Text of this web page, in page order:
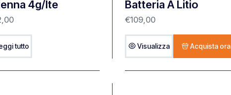
4g/lte
tutto
Batteria A Litio
€109,00
Visualizza Acquista ora